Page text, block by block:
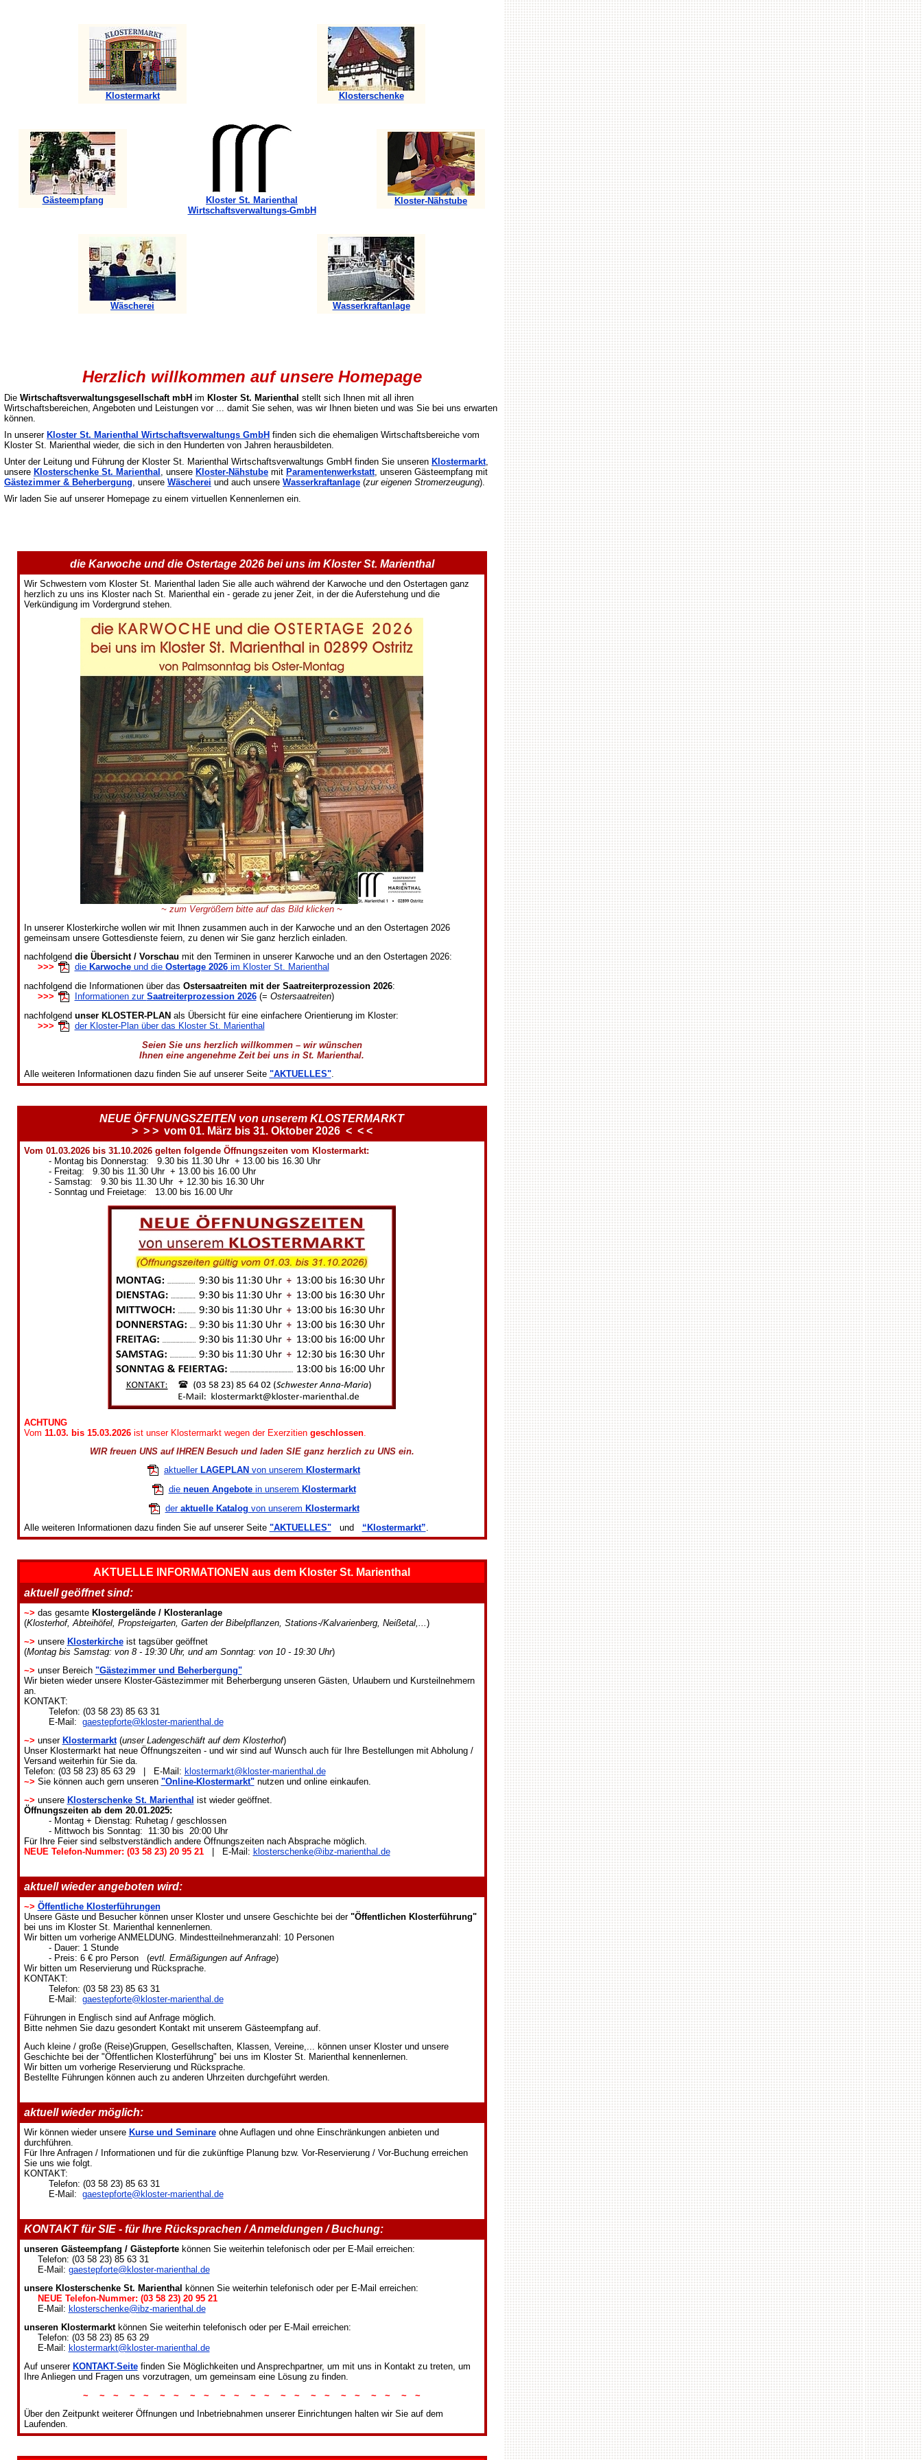
Klostermarkt Klosterschenke
Gästeempfang
Kloster St. Marienthal
Wirtschaftsverwaltungs-GmbH
Kloster-Nähstube
Wäscherei Wasserkraftanlage
Herzlich willkommen auf unsere Homepage
Die Wirtschaftsverwaltungsgesellschaft mbH im Kloster St. Marienthal stellt sich Ihnen mit all ihren
Wirtschaftsbereichen, Angeboten und Leistungen vor ... damit Sie sehen, was wir Ihnen bieten und was Sie bei uns erwarten
können.
In unserer Kloster St. Marienthal Wirtschaftsverwaltungs GmbH finden sich die ehemaligen Wirtschaftsbereiche vom
Kloster St. Marienthal wieder, die sich in den Hunderten von Jahren herausbildeten.
Unter der Leitung und Führung der Kloster St. Marienthal Wirtschaftsverwaltungs GmbH finden Sie unseren Klostermarkt,
unsere Klosterschenke St. Marienthal , unsere Kloster-Nähstube mit Paramentenwerkstatt, unseren Gästeempfang mit
Gästezimmer & Beherbergung, unsere Wäscherei und auch unsere Wasserkraftanlage (zur eigenen Stromerzeugung).
Wir laden Sie auf unserer Homepage zu einem virtuellen Kennenlernen ein.
die Karwoche und die Ostertage 2026 bei uns im Kloster St. Marienthal
Wir Schwestern vom Kloster St. Marienthal laden Sie alle auch während der Karwoche und den Ostertagen ganz
herzlich zu uns ins Kloster nach St. Marienthal ein - gerade zu jener Zeit, in der die Auferstehung und die
Verkündigung im Vordergrund stehen.
~ zum Vergrößern bitte auf das Bild klicken ~
In unserer Klosterkirche wollen wir mit Ihnen zusammen auch in der Karwoche und an den Ostertagen 2026
gemeinsam unsere Gottesdienste feiern, zu denen wir Sie ganz herzlich einladen.
nachfolgend die Übersicht / Vorschau mit den Terminen in unserer Karwoche und an den Ostertagen 2026:
>>>
die Karwocheund die Ostertage 2026im Kloster St. Marienthal
nachfolgend die Informationen über das Ostersaatreiten mit der Saatreiterprozession 2026:
>>>
Informationen zur Saatreiterprozession 2026(= Ostersaatreiten)
nachfolgend unser KLOSTER-PLAN als Übersicht für eine einfachere Orientierung im Kloster:
>>>
der Kloster-Plan über das Kloster St. Marienthal
Seien Sie uns herzlich willkommen – wir wünschen
Ihnen eine angenehme Zeit bei uns in St. Marienthal.
Alle weiteren Informationen dazu finden Sie auf unserer Seite "AKTUELLES".
NEUE ÖFFNUNGSZEITEN von unserem KLOSTERMARKT
> > > vom 01. März bis 31. Oktober 2026 < < <
Vom 01.03.2026 bis 31.10.2026 gelten folgende Öffnungszeiten vom Klostermarkt:
- Montag bis Donnerstag: 9.30 bis 11.30 Uhr + 13.00 bis 16.30 Uhr
- Freitag: 9.30 bis 11.30 Uhr + 13.00 bis 16.00 Uhr
- Samstag: 9.30 bis 11.30 Uhr + 12.30 bis 16.30 Uhr
- Sonntag und Freietage: 13.00 bis 16.00 Uhr
ACHTUNG
Vom 11.03. bis 15.03.2026ist unser Klostermarkt wegen der Exerzitien geschlossen.
WIR freuen UNS auf IHREN Besuch und laden SIE ganz herzlich zu UNS ein.
aktueller LAGEPLAN von unserem Klostermarkt
die neuen Angebote in unserem Klostermarkt
der aktuelle Katalog von unserem Klostermarkt
Alle weiteren Informationen dazu finden Sie auf unserer Seite "AKTUELLES"und “Klostermarkt”.
AKTUELLE INFORMATIONEN aus dem Kloster St. Marienthal
aktuell geöffnet sind:
~> das gesamte Klostergelände / Klosteranlage
(Klosterhof, Abteihöfel, Propsteigarten, Garten der Bibelpflanzen, Stations-/Kalvarienberg, Neißetal,...)
~> unsere Klosterkircheist tagsüber geöffnet
(Montag bis Samstag: von 8 - 19:30 Uhr, und am Sonntag: von 10 - 19:30 Uhr)
~> unser Bereich "Gästezimmer und Beherbergung"
Wir bieten wieder unsere Kloster-Gästezimmer mit Beherbergung unseren Gästen, Urlaubern und Kursteilnehmern
an.
KONTAKT:
Telefon: (03 58 23) 85 63 31
E-Mail: gaestepforte@kloster-marienthal.de
~> unser Klostermarkt(unser Ladengeschäft auf dem Klosterhof)
Unser Klostermarkt hat neue Öffnungszeiten - und wir sind auf Wunsch auch für Ihre Bestellungen mit Abholung /
Versand weiterhin für Sie da.
Telefon: (03 58 23) 85 63 29 | E-Mail: klostermarkt@kloster-marienthal.de
~> Sie können auch gern unseren "Online-Klostermarkt"nutzen und online einkaufen.
~> unsere Klosterschenke St. Marienthal ist wieder geöffnet.
Öffnungszeiten ab dem 20.01.2025:
- Montag + Dienstag: Ruhetag / geschlossen
- Mittwoch bis Sonntag: 11:30 bis 20:00 Uhr
Für Ihre Feier sind selbstverständlich andere Öffnungszeiten nach Absprache möglich.
NEUE Telefon-Nummer: (03 58 23) 20 95 21
| E-Mail: klosterschenke@ibz-marienthal.de
aktuell wieder angeboten wird:
~> Öffentliche Klosterführungen
Unsere Gäste und Besucher können unser Kloster und unsere Geschichte bei der "Öffentlichen Klosterführung"
bei uns im Kloster St. Marienthal kennenlernen.
Wir bitten um vorherige ANMELDUNG. Mindestteilnehmeranzahl: 10 Personen
- Dauer: 1 Stunde
- Preis: 6 € pro Person (evtl. Ermäßigungen auf Anfrage)
Wir bitten um Reservierung und Rücksprache.
KONTAKT:
Telefon: (03 58 23) 85 63 31
E-Mail: gaestepforte@kloster-marienthal.de
Führungen in Englisch sind auf Anfrage möglich.
Bitte nehmen Sie dazu gesondert Kontakt mit unserem Gästeempfang auf.
Auch kleine / große (Reise)Gruppen, Gesellschaften, Klassen, Vereine,... können unser Kloster und unsere
Geschichte bei der "Öffentlichen Klosterführung" bei uns im Kloster St. Marienthal kennenlernen.
Wir bitten um vorherige Reservierung und Rücksprache.
Bestellte Führungen können auch zu anderen Uhrzeiten durchgeführt werden.
aktuell wieder möglich:
Wir können wieder unsere Kurse und Seminareohne Auflagen und ohne Einschränkungen anbieten und
durchführen.
Für Ihre Anfragen / Informationen und für die zukünftige Planung bzw. Vor-Reservierung / Vor-Buchung erreichen
Sie uns wie folgt.
KONTAKT:
Telefon: (03 58 23) 85 63 31
E-Mail: gaestepforte@kloster-marienthal.de
KONTAKT für SIE - für Ihre Rücksprachen / Anmeldungen / Buchung:
unseren Gästeempfang / Gästepfortekönnen Sie weiterhin telefonisch oder per E-Mail erreichen:
Telefon: (03 58 23) 85 63 31
E-Mail: gaestepforte@kloster-marienthal.de
unsere Klosterschenke St. Marienthal können Sie weiterhin telefonisch oder per E-Mail erreichen:
NEUE Telefon-Nummer: (03 58 23) 20 95 21
E-Mail: klosterschenke@ibz-marienthal.de
unseren Klostermarktkönnen Sie weiterhin telefonisch oder per E-Mail erreichen:
Telefon: (03 58 23) 85 63 29
E-Mail: klostermarkt@kloster-marienthal.de
Auf unserer KONTAKT-Seitefinden Sie Möglichkeiten und Ansprechpartner, um mit uns in Kontakt zu treten, um
Ihre Anliegen und Fragen uns vorzutragen, um gemeinsam eine Lösung zu finden.
~ ~ ~ ~ ~ ~ ~ ~ ~ ~ ~ ~ ~ ~ ~ ~ ~ ~ ~ ~ ~ ~ ~
Über den Zeitpunkt weiterer Öffnungen und Inbetriebnahmen unserer Einrichtungen halten wir Sie auf dem
Laufenden.